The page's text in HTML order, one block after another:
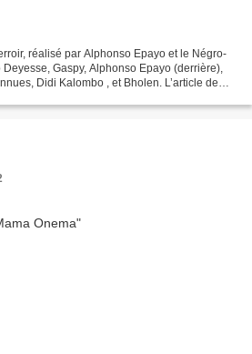
réalisé par Alphonso Epayo et le Négro-
Gaspy, Alphonso Epayo (derrière),
Didi Kalombo , et Bholen. L’article de